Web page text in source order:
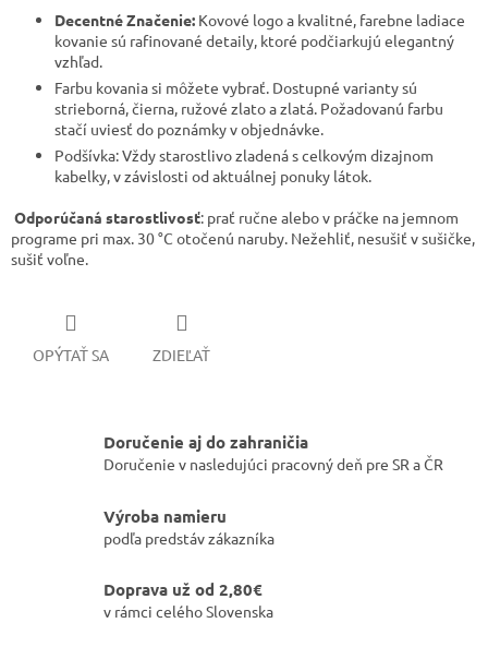
Decentné Značenie: Kovové logo a kvalitné, farebne ladiace
kovanie sú rafinované detaily, ktoré podčiarkujú elegantný
vzhľad.
Farbu kovania si môžete vybrať. Dostupné varianty sú
strieborná, čierna, ružové zlato a zlatá. Požadovanú farbu
stačí uviesť do poznámky v objednávke.
​Podšívka: Vždy starostlivo zladená s celkovým dizajnom
kabelky, v závislosti od aktuálnej ponuky látok.
Odporúčaná starostlivosť: prať ručne alebo v práčke na jemnom
programe pri max. 30 °C otočenú naruby. Nežehliť, nesušiť v sušičke,
sušiť voľne.
OPÝTAŤ SA ZDIEĽAŤ
Doručenie aj do zahraničia
Doručenie v nasledujúci pracovný deň pre SR a ČR
Výroba namieru
podľa predstáv zákazníka
Doprava už od 2,80€
v rámci celého Slovenska